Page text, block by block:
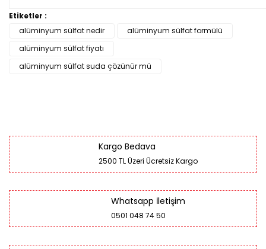
Etiketler :
alüminyum sülfat nedir
alüminyum sülfat formülü
alüminyum sülfat fiyatı
alüminyum sülfat suda çözünür mü
Kargo Bedava
2500 TL Üzeri Ücretsiz Kargo
Whatsapp İletişim
0501 048 74 50